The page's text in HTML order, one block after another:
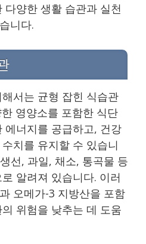
다양한 생활 습관과 실천
니다.
서는 균형 잡힌 식습관
영양소를 포함한 식단
에너지를 공급하고, 건강
치를 유지할 수 있습니
선, 과일, 채소, 통곡물 등
알려져 있습니다. 이러
오메가-3 지방산을 포함
위험을 낮추는 데 도움